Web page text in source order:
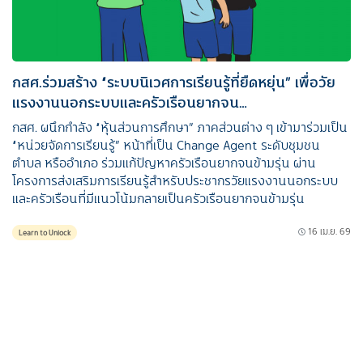
กสศ.ร่วมสร้าง “ระบบนิเวศการเรียนรู้ที่ยืดหยุ่น” เพื่อวัย
แรงงานนอกระบบและครัวเรือนยากจน…
กสศ. ผนึกกำลัง “หุ้นส่วนการศึกษา” ภาคส่วนต่าง ๆ เข้ามาร่วมเป็น
“หน่วยจัดการเรียนรู้” หน้าที่เป็น Change Agent ระดับชุมชน
ตำบล หรืออำเภอ ร่วมแก้ปัญหาครัวเรือนยากจนข้ามรุ่น ผ่าน
โครงการส่งเสริมการเรียนรู้สำหรับประชากรวัยแรงงานนอกระบบ
และครัวเรือนที่มีแนวโน้มกลายเป็นครัวเรือนยากจนข้ามรุ่น
Learn to Unlock 16 เม.ย. 69